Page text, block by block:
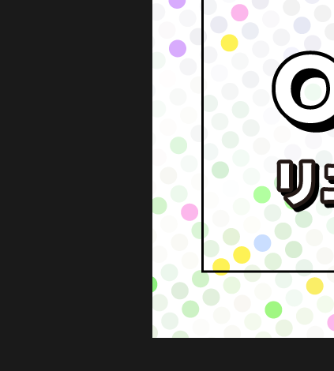
Regular